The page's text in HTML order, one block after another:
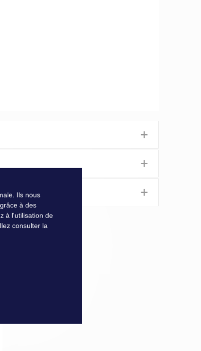
+
fixation assure également une
+
+
Ils nous
à des
à l'utilisation de
consulter la